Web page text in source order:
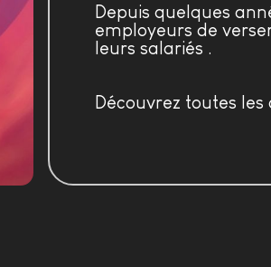
Depuis quelques
employeurs de
leurs salariés .
Découvrez toutes les